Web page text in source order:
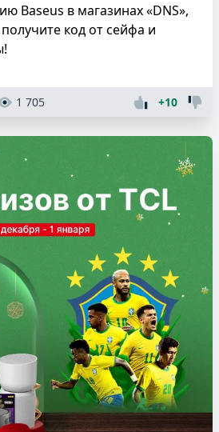
Baseus в магазинах «DNS»,
код от сейфа и
1 705 +10